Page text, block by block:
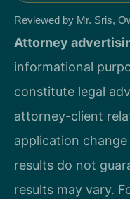
Reviewed by Mr. Sris,
Attorney
informational
constitute legal
attorney-client
application
results do not
results may vary.